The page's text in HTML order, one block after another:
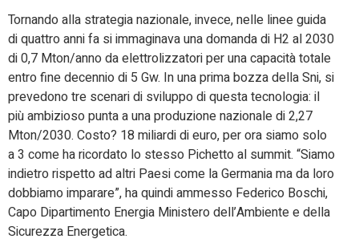
Tornando alla strategia nazionale, invece, nelle linee guida
di quattro anni fa si immaginava una domanda di H2 al 2030
di 0,7 Mton/anno da elettrolizzatori per una capacità totale
entro fine decennio di 5 Gw. In una prima bozza della Sni, si
prevedono tre scenari di sviluppo di questa tecnologia: il
più ambizioso punta a una produzione nazionale di 2,27
Mton/2030. Costo? 18 miliardi di euro, per ora siamo solo
a 3 come ha ricordato lo stesso Pichetto al summit. “Siamo
indietro rispetto ad altri Paesi come la Germania ma da loro
dobbiamo imparare”, ha quindi ammesso Federico Boschi,
Capo Dipartimento Energia Ministero dell’Ambiente e della
Sicurezza Energetica.